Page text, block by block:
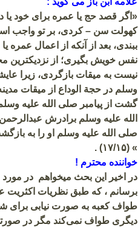
«اگر قصد حج یا عمره برای خود یا
کهولت سن – کردی، بر تو واجب
ببندی، بعد از آنکه از اعمال عمره
نفس خویش بگیری؛ از نزدیکترین
نیست به میقات بازگردی، زیرا
وسلم در حجة الوداع از میقات
گشت از پیامبر صلی الله علیه
الله علیه وسلم برادرش عبدالرحمن
صلی الله علیه وسلم او را به
» (۱۷/۱۵) .
خواننده محترم !
در اخیر این بحث میخواهم در
برسانم ، که طبق نظریات اکثریت
طواف کعبه به صورت نیابی
دیگری طواف نمی‌کند مگر در